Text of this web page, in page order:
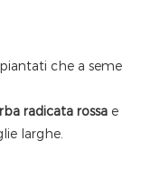
che a seme
radicata rossa e
larghe.